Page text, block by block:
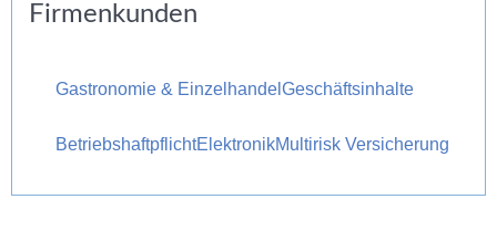
Firmenkunden
Gastronomie & Einzelhandel Geschäftsinhalte
BetriebshaftpflichtElektronikMultirisk Versicherung